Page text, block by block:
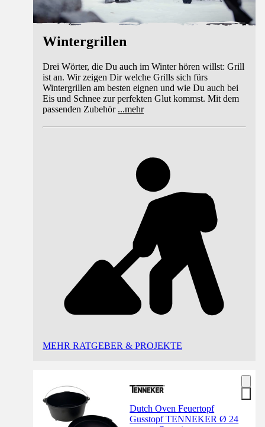
Wintergrillen
Drei Wörter, die Du auch im Winter hören willst: Grill
ist an. Wir zeigen Dir welche Grills sich fürs
Wintergrillen am besten eignen und wie Du auch bei
Eis und Schnee zur perfekten Glut kommst. Mit dem
passenden Zubehör ...mehr
MEHR RATGEBER & PROJEKTE
Dutch Oven Feuertopf
Gusstopf TENNEKER Ø 24